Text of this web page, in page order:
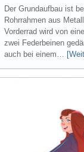
Der Grundaufbau ist
Rohrrahmen aus
Vorderrad wird von
zwei Federbeinen
auch bei einem…